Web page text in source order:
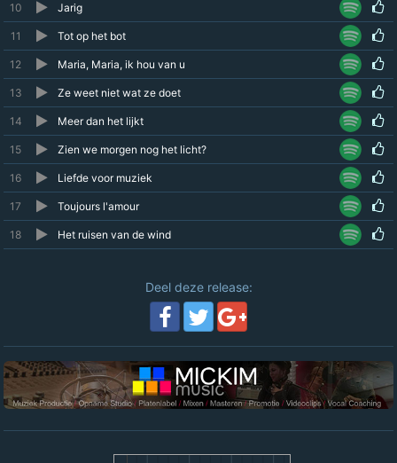
10 Jarig
11 Tot op het bot
12 Maria, Maria, ik hou van u
13 Ze weet niet wat ze doet
14 Meer dan het lijkt
15 Zien we morgen nog het licht?
16 Liefde voor muziek
17 Toujours l'amour
18 Het ruisen van de wind
Deel deze release: